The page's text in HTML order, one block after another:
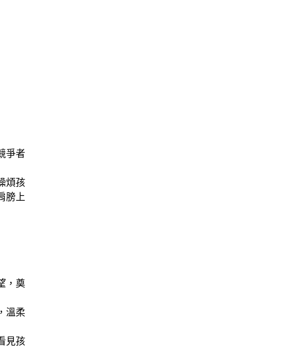
爭者
煩孩
膀上
，奠
溫柔
見孩